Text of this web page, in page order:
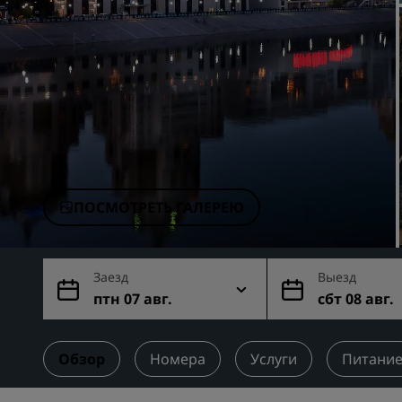
Аффилированные бренды в Китае
ПОСМОТРЕТЬ ГАЛЕРЕЮ
Заезд
птн 07 авг.
Выезд
сбт 08 авг.
Обзор Номера Услуги Питание